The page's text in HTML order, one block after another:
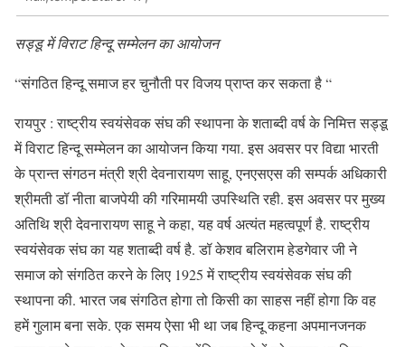
सड्डू में विराट हिन्दू सम्मेलन का आयोजन
“संगठित हिन्दू समाज हर चुनौती पर विजय प्राप्त कर सकता है “
रायपुर : राष्ट्रीय स्वयंसेवक संघ की स्थापना के शताब्दी वर्ष के निमित्त सड्डू
में विराट हिन्दू सम्मेलन का आयोजन किया गया. इस अवसर पर विद्या भारती
के प्रान्त संगठन मंत्री श्री देवनारायण साहू, एनएसएस की सम्पर्क अधिकारी
श्रीमती डॉ नीता बाजपेयी की गरिमामयी उपस्थिति रही. इस अवसर पर मुख्य
अतिथि श्री देवनारायण साहू ने कहा, यह वर्ष अत्यंत महत्वपूर्ण है. राष्ट्रीय
स्वयंसेवक संघ का यह शताब्दी वर्ष है. डॉ केशव बलिराम हेडगेवार जी ने
समाज को संगठित करने के लिए 1925 में राष्ट्रीय स्वयंसेवक संघ की
स्थापना की. भारत जब संगठित होगा तो किसी का साहस नहीं होगा कि वह
हमें गुलाम बना सके. एक समय ऐसा भी था जब हिन्दू कहना अपमानजनक